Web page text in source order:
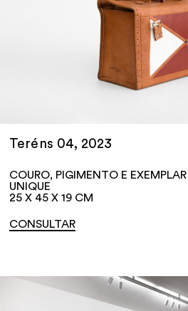
Teréns 04, 2023
COURO, PIGIMENTO E
UNIQUE
25 X 45 X 19 CM
CONSULTAR